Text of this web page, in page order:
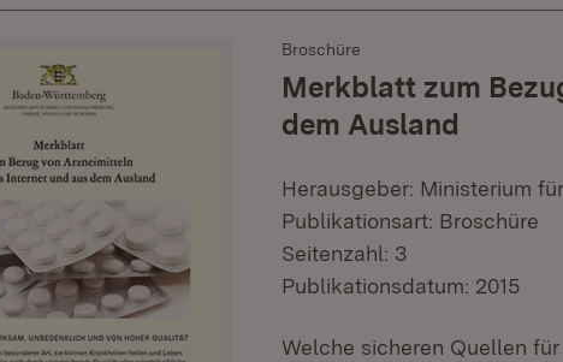
Broschüre
Merkblatt zum
dem Ausland
Herausgeber: Ministerium
Publikationsart: Broschüre
Seitenzahl: 3
Publikationsdatum: 2015
Welche sicheren Quellen